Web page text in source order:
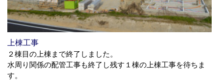
上棟工事
２棟目の上棟まで終了しました。
水周り関係の配管工事も終了し残す１棟の上棟工事を待ちま
す。